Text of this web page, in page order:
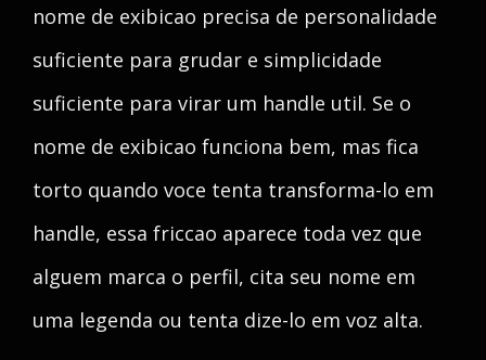
nome de exibicao precisa de personalidade
suficiente para grudar e simplicidade
suficiente para virar um handle util. Se o
nome de exibicao funciona bem, mas fica
torto quando voce tenta transforma-lo em
handle, essa friccao aparece toda vez que
alguem marca o perfil, cita seu nome em
uma legenda ou tenta dize-lo em voz alta.